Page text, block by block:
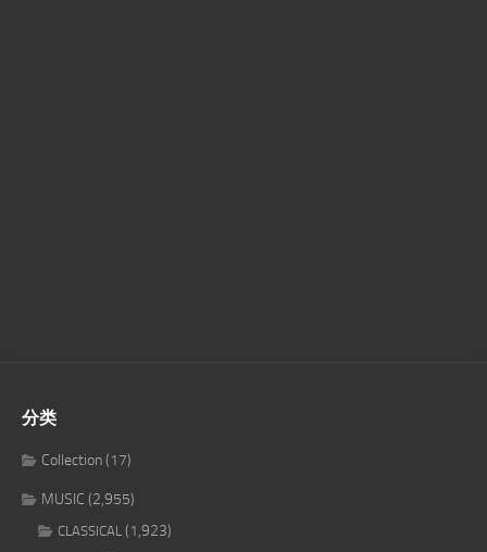
分类
Collection(17)
MUSIC (2,955)
CLASSICAL (1,923)